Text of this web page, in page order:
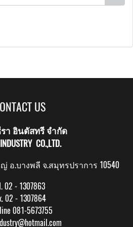
US
า อินดัสทรี จำกัด
CO.,LTD.
อ.บางพลี จ.สมุทรปราการ 10540
02 - 1307863
02 - 1307864
081-5673755